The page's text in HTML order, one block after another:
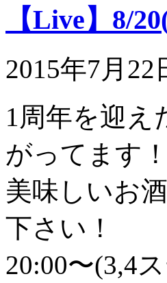
【Live】8/
2015年7月22
1周年を迎え
がってます！
美味しいお
下さ い！
20:00〜(3,4